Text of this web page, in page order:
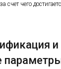
счет чего
и